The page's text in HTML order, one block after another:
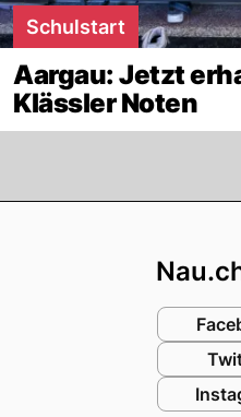
Schulstart
Aargau: Jetzt
Klässler Noten